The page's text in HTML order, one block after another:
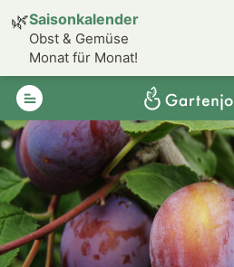
🌿Saisonkalender
Obst & Gemüse
Monat für Monat!